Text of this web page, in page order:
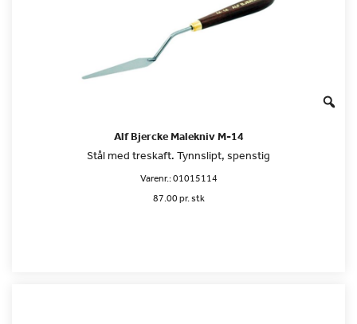
Alf Bjercke Malekniv M-14
Stål med treskaft. Tynnslipt, spenstig
Varenr.:01015114
87.00 pr. stk